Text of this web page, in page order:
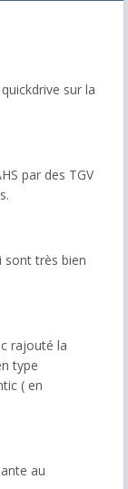
sur la
par des TGV
sont très bien
rajouté la
type
( en
au